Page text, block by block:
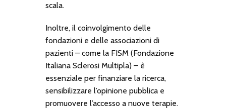
scala.
Inoltre, il coinvolgimento delle
fondazioni e delle associazioni di
pazienti – come la FISM (Fondazione
Italiana Sclerosi Multipla) – è
essenziale per finanziare la ricerca,
sensibilizzare l’opinione pubblica e
promuovere l’accesso a nuove terapie.